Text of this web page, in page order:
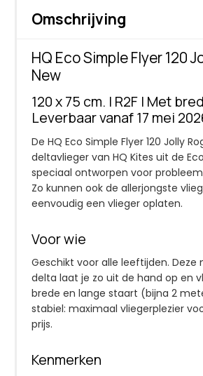
Omschrijving
HQ Eco Simple Flyer 120
New
120 x 75 cm. | R2F | Met
Leverbaar vanaf 17 mei
De HQ Eco Simple Flyer 120 Jolly
deltavlieger van HQ Kites uit de
speciaal ontworpen voor
Zo kunnen ook de allerjongste
eenvoudig een vlieger oplaten.
Voor wie
Geschikt voor alle leeftijden. Deze
delta laat je zo uit de hand op en
brede en lange staart (bijna 2
stabiel: maximaal vliegerplezier
prijs.
Kenmerken